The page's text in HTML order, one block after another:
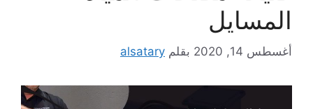
المسايل
أغسطس 14, 2020 بقلم alsatary